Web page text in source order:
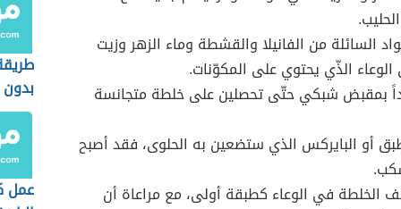
السائلة من الفانيلا والقشطة وماء الزهر وزيت
الوعاء الذّي يحتوي على المكوّنات.
بمقبض شبكي حتّى تحصلين على خلطة متجانسة
أو البايركس الذي ستضعين به الحلوى، فقد أصبح
الخلطة في الوعاء كطبقة أولى، مع مراعاة أن
عمل